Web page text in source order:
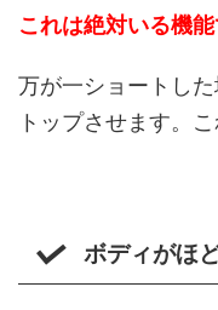
これは絶対いる機能
万が一ショートし
トップさせます。
ボディがほ